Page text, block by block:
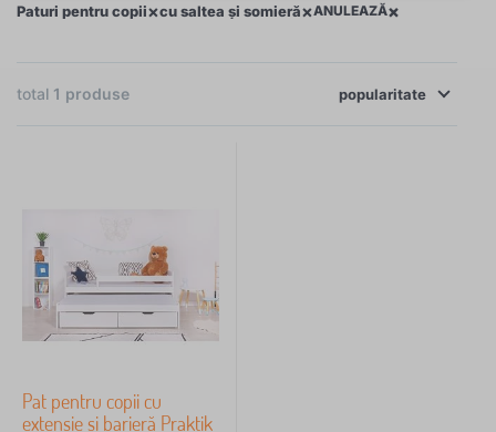
spațiu de depozitare practic.
Dimensiune paturi
180x80 cm
200x90 cm
Paturi pentru copii×cu saltea și somieră×ANULEAZĂ×
total 1 produse
popularitate
Pat pentru copii cu
extensie și barieră Praktik